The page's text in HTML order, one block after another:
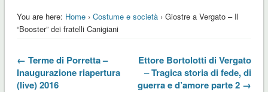
You are here: Home› Costume e società› Giostre a Vergato – Il
“Booster” dei fratelli Canigiani
← Terme di Porretta –
Inaugurazione riapertura
(live) 2016
Ettore Bortolotti di Vergato
– Tragica storia di fede, di
guerra e d’amore parte 2 →